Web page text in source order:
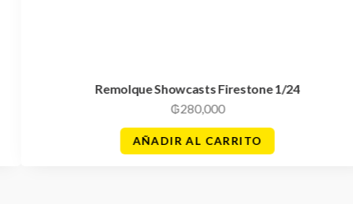
Remolque Showcasts Firestone 1/24
280,000
AÑADIR AL CARRITO